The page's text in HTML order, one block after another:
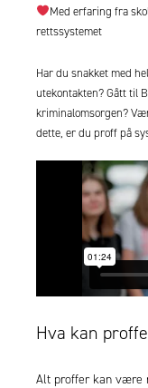
Med erfaring fra
rettssystemet
Har du snakket med
utekontakten? Gått til
kriminalomsorgen?
dette, er du proff på
Hva kan
Alt proffer kan være